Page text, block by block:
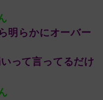
明らかにオーバー
って言ってるだけ